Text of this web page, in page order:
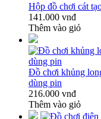
Hộp đồ chơi cát
141.000 vnđ
Thêm vào giỏ
Đồ chơi khủng
dùng pin
216.000 vnđ
Thêm vào giỏ